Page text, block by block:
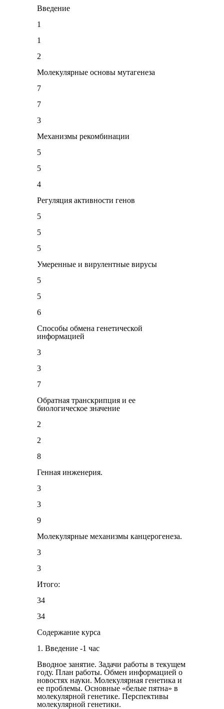
Введение
1
1
2
Молекулярные основы мутагенеза
7
7
3
Механизмы рекомбинации
5
5
4
Регуляция активности генов
5
5
5
Умеренные и вирулентные вирусы
5
5
6
Способы обмена генетической
информацией
3
3
7
Обратная транскрипция и ее
биологическое значение
2
2
8
Генная инженерия.
3
3
9
Молекулярные механизмы канцерогенеза.
3
3
Итого:
34
34
Содержание курса
1. Введение -1 час
Вводное занятие. Задачи работы в текущем
году. План работы. Обмен информацией о
новостях науки. Молекулярная гене­тика и
ее проблемы. Основные «белые пятна» в
молекулярной ге­нетике. Перспективы
молекулярной генетики.